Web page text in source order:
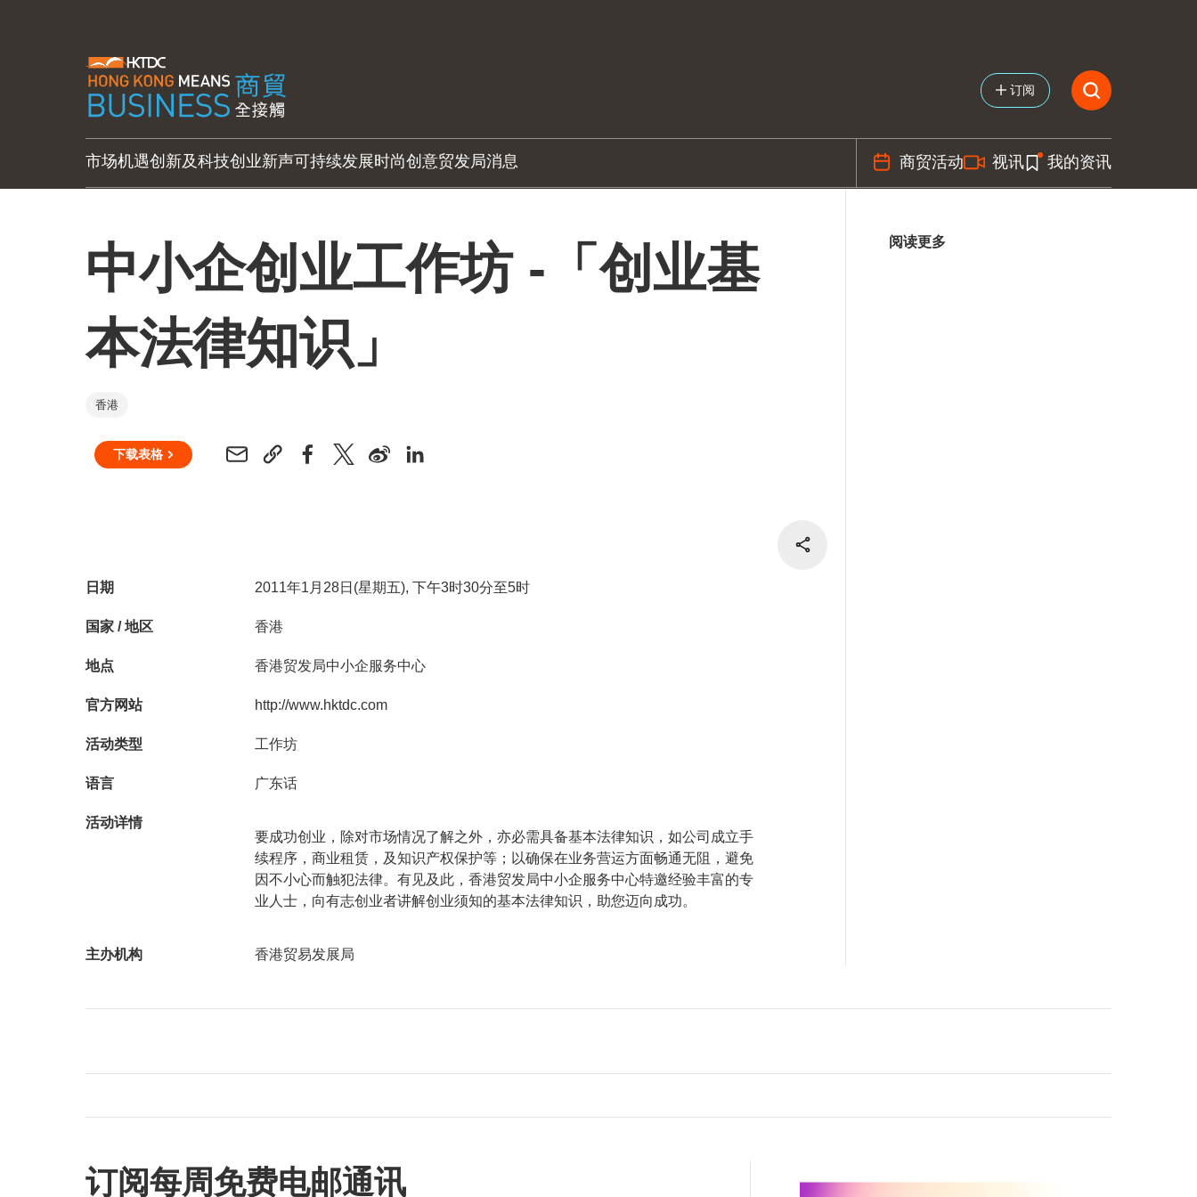
订阅
市场机遇创新及科技创业新声可持续发展时尚创意贸发局消息 商贸活动 视讯 我的资讯
中小企创业工作坊 -「创业基
本法律知识」
香港
下载表格
日期 2011年1月28日(星期五), 下午3时30分至5时
国家 / 地区 香港
地点 香港贸发局中小企服务中心
官方网站 http://www.hktdc.com
活动类型 工作坊
语言 广东话
活动详情
要成功创业，除对市场情况了解之外，亦必需具备基本法律知识，如公司成立手
续程序，商业租赁，及知识产权保护等；以确保在业务营运方面畅通无阻，避免
因不小心而触犯法律。有见及此，香港贸发局中小企服务中心特邀经验丰富的专
业人士，向有志创业者讲解创业须知的基本法律知识，助您迈向成功。
主办机构 香港贸易发展局
阅读更多
订阅每周免费电邮通讯